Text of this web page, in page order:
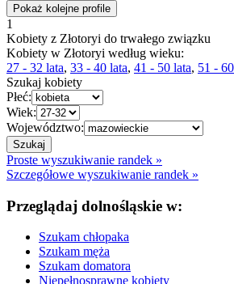
Pokaż kolejne profile
1
Kobiety z Złotoryi do trwałego związku
Kobiety w Złotoryi według wieku:
27 - 32 lata, 33 - 40 lata, 41 - 50 lata, 51 -
Szukaj kobiety
Płeć:
Wiek:
Województwo:
Proste wyszukiwanie randek »
Szczegółowe wyszukiwanie randek »
Przeglądaj dolnośląskie w:
Szukam chłopaka
Szukam męża
Szukam domatora
Niepełnosprawne kobiety